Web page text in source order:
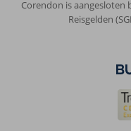
Corendon is aangesloten
Reisgelden